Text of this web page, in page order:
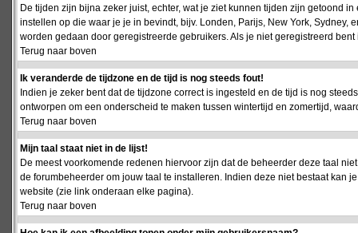
De tijden zijn bijna zeker juist, echter, wat je ziet kunnen tijden zijn getoond
instellen op die waar je je in bevindt, bijv. Londen, Parijs, New York,
worden gedaan door geregistreerde gebruikers. Als je niet geregistreerd
Terug naar boven
Ik veranderde de tijdzone en de tijd is nog steeds fout!
Indien je zeker bent dat de tijdzone correct is ingesteld en de tijd is nog
ontworpen om een onderscheid te maken tussen wintertijd en zomertijd,
Terug naar boven
Mijn taal staat niet in de lijst!
De meest voorkomende redenen hiervoor zijn dat de beheerder deze taal
de forumbeheerder om jouw taal te installeren. Indien deze niet bestaat kan
website (zie link onderaan elke pagina).
Terug naar boven